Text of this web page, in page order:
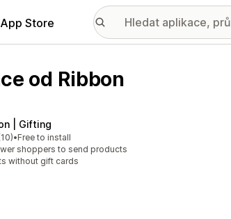
Store
od Ribbon
| Gifting
hvězd
počet recenzí: 10
•Free to install
shoppers to send products
without gift cards